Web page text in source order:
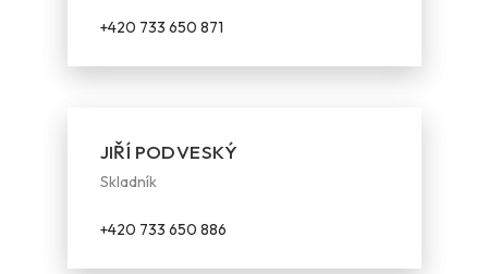
+420 733 650 871
JIŘÍ PODVESKÝ
Skladník
+420 733 650 886